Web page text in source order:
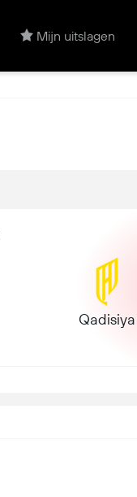
Mijn uitslagen
Qadisiya